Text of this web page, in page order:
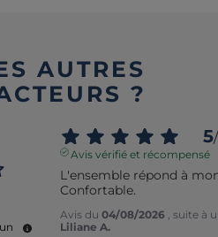
AUTRES
?
5/
Avis vérifié et récompensé
L'ensemble répond à
Confortable.
Avis du 04/08/2026
, suite à
Liliane A.